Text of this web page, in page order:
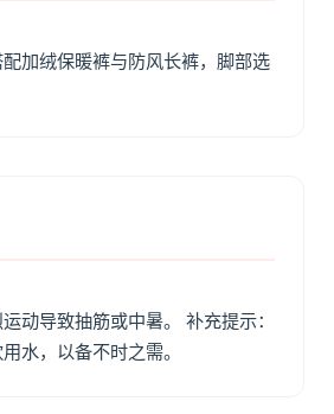
加绒保暖裤与防风长裤，脚部选
动导致抽筋或中暑。 补充提示：
水，以备不时之需。